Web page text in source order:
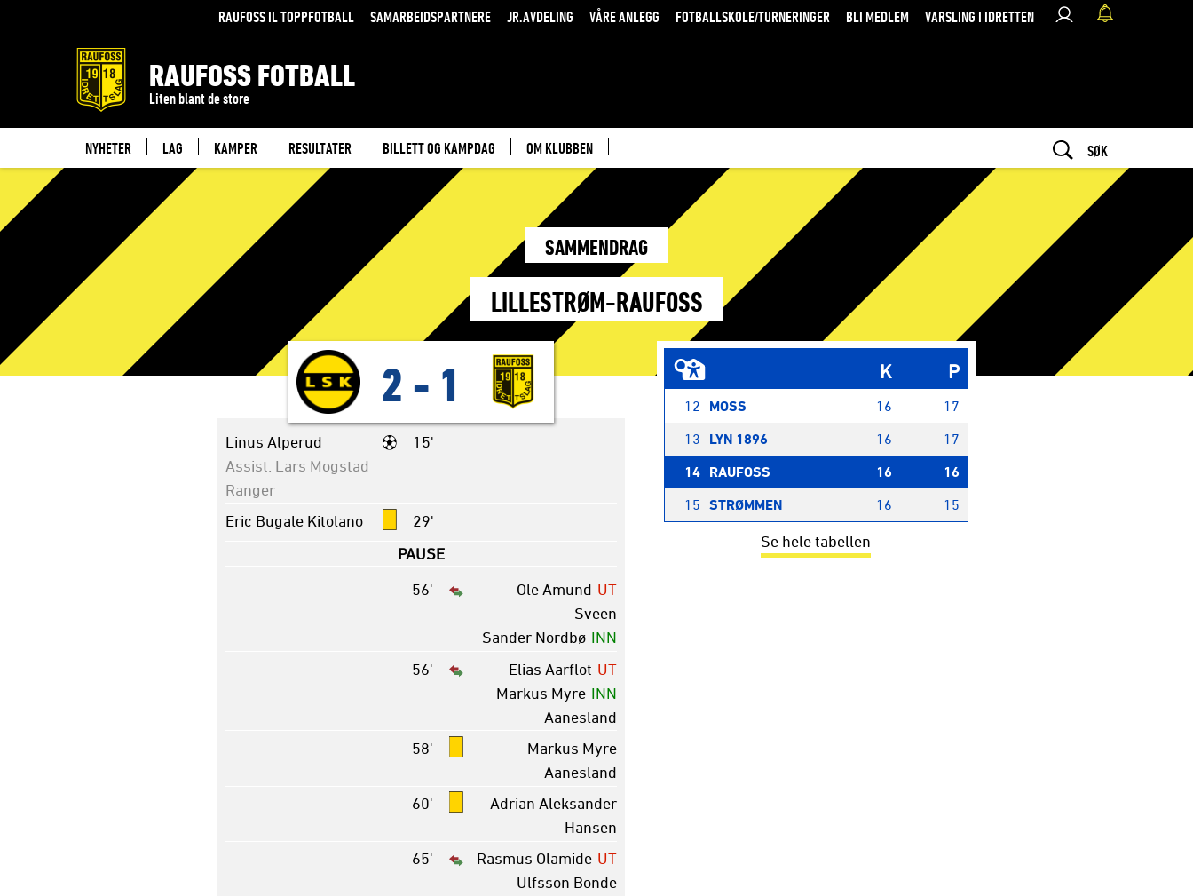
RAUFOSS IL TOPPFOTBALL SAMARBEIDSPARTNERE JR.AVDELING VÅRE ANLEGG FOTBALLSKOLE/TURNERINGER BLI MEDLEM VARSLING I IDRETTEN
RAUFOSS FOTBALL
Liten blant de store
NYHETER LAG KAMPER RESULTATER BILLETT OG KAMPDAG OM KLUBBEN SØK
SAMMENDRAG
LILLESTRØM-RAUFOSS
2 - 1
15'
Linus Alperud
Assist: Lars Mogstad
Ranger
29'
Eric Bugale Kitolano
PAUSE
56' UT
Ole Amund
Sveen
INN
Sander Nordbø
56'
UT
Elias Aarflot
INN
Markus Myre
Aanesland
58'
Markus Myre
Aanesland
60'
Adrian Aleksander
Hansen
65'
UT
Rasmus Olamide
Ulfsson Bonde
K P
12 MOSS 16 17
13 LYN 1896 16 17
14 RAUFOSS 16 16
15 STRØMMEN 16 15
Se hele tabellen